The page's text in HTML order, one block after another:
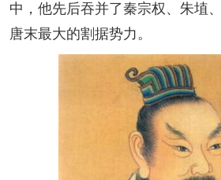
中，他先后吞并了秦宗权、朱埴
唐末最大的割据势力。